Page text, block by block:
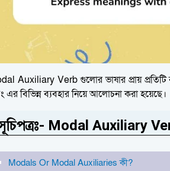
Auxiliary Verb গুলোর ভাষার প্রায়
এর বিভিন্ন ব্যবহার নিয়ে আলোচনা করা হয়েছে।
Modal Auxiliary
Modals Or Modal Auxiliaries কী?